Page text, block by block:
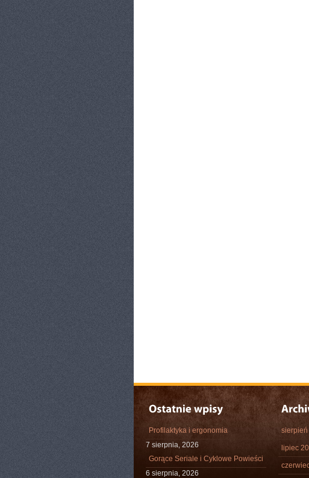
Profilaktyka i ergonomia
7 sierpnia, 2026
Gorące Seriale i Cyklowe Powieści
6 sierpnia, 2026
sierpień
lipiec